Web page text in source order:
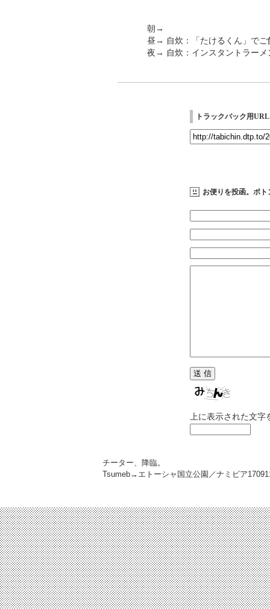
朝→
昼→ 自炊：「たけるくん」でご
夜→ 自炊：インスタントラーメ
トラックバック用URL
お便りを投函。ポト
上に表示された文
チーター、降臨。
Tsumeb→エトーシャ国立公園／ナミビア